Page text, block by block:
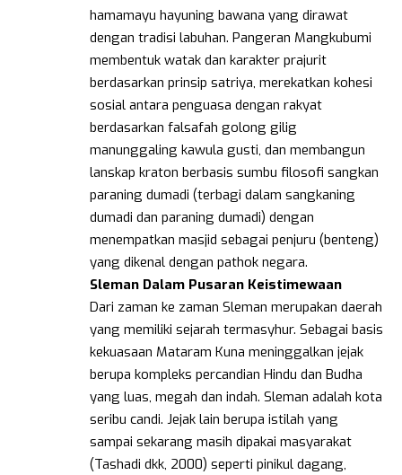
hamamayu hayuning bawana yang dirawat
dengan tradisi labuhan. Pangeran Mangkubumi
membentuk watak dan karakter prajurit
berdasarkan prinsip satriya, merekatkan kohesi
sosial antara penguasa dengan rakyat
berdasarkan falsafah golong gilig
manunggaling kawula gusti, dan membangun
lanskap kraton berbasis sumbu filosofi sangkan
paraning dumadi (terbagi dalam sangkaning
dumadi dan paraning dumadi) dengan
menempatkan masjid sebagai penjuru (benteng)
yang dikenal dengan pathok negara.
Sleman Dalam Pusaran Keistimewaan
Dari zaman ke zaman Sleman merupakan daerah
yang memiliki sejarah termasyhur. Sebagai basis
kekuasaan Mataram Kuna meninggalkan jejak
berupa kompleks percandian Hindu dan Budha
yang luas, megah dan indah. Sleman adalah kota
seribu candi. Jejak lain berupa istilah yang
sampai sekarang masih dipakai masyarakat
(Tashadi dkk, 2000) seperti pinikul dagang,